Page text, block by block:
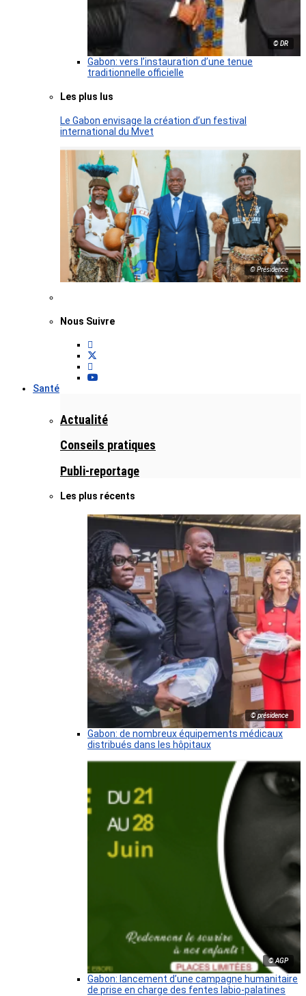
© DR
Gabon: vers l’instauration d’une tenue
traditionnelle officielle
Les plus lus
Le Gabon envisage la création d’un festival
international du Mvet
© Présidence
Nous Suivre
Santé
Actualité
Conseils pratiques
Publi-reportage
Les plus récents
© présidence
Gabon: de nombreux équipements médicaux
distribués dans les hôpitaux
© AGP
Gabon: lancement d’une campagne humanitaire
de prise en charge des fentes labio-palatines